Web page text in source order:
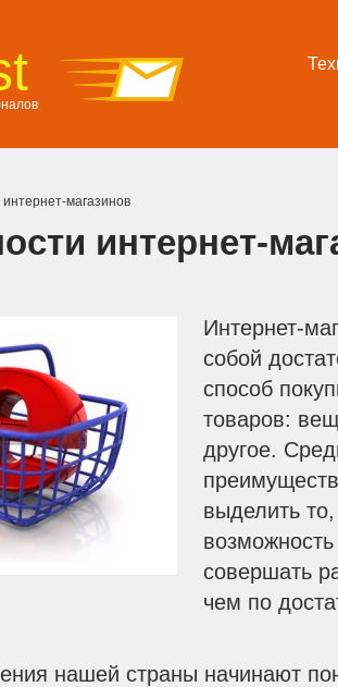
магазинов
интернет-
Интернет-
собой
способ
товаров:
другое.
выделить
совершать
чем по
нашей страны начинают